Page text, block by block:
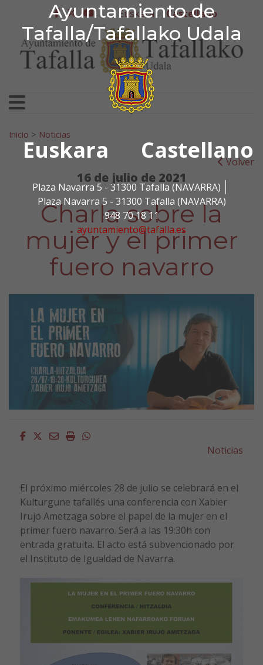
Ayuntamiento de
Tafalla/Tafallako Udala
Euskara Castellano
Plaza Navarra 5 - 31300 Tafalla (NAVARRA)
Plaza Navarra 5 - 31300 Tafalla (NAVARRA)
948 70 18 11
ayuntamiento@tafalla.es
Ir al contenido
Ayuntamiento de
facebook
twitter
youtube
Euskera Castellano
Search for:
Inicio > Noticias
Volver
16 de julio de 2021
Charla sobre la
mujer y el primer
fuero navarro
Facebook
Twitter
EmailImprimirWhatsapp
Noticias
El próximo miércoles 28 de julio se celebrará en el
Kulturgune tafallés una conferencia con Xabier
Irujo Ametzaga sobre el papel de la mujer en el
primer fuero navarro. Será a las 19:30h con
entrada gratuita. El acto está subvencionado por
el Instituto de Igualdad de Navarra.